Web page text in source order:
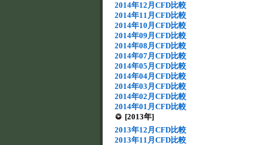
2014年12月CFD比較
2014年11月CFD比較
2014年10月CFD比較
2014年09月CFD比較
2014年08月CFD比較
2014年07月CFD比較
2014年05月CFD比較
2014年04月CFD比較
2014年03月CFD比較
2014年02月CFD比較
2014年01月CFD比較
[2013年]
2013年12月CFD比較
2013年11月CFD比較